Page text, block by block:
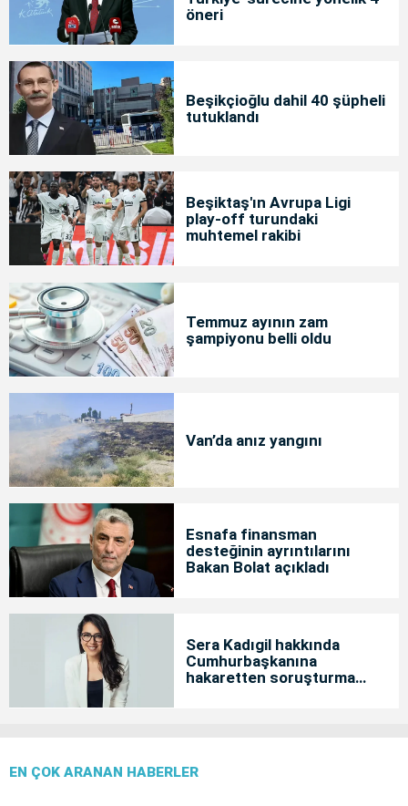
öneri
Beşikçioğlu dahil 40 şüpheli
tutuklandı
Beşiktaş'ın Avrupa Ligi
play-off turundaki
muhtemel rakibi
Temmuz ayının zam
şampiyonu belli oldu
Van’da anız yangını
Esnafa finansman
desteğinin ayrıntılarını
Bakan Bolat açıkladı
Sera Kadıgil hakkında
Cumhurbaşkanına
hakaretten soruşturma
EN ÇOK ARANAN HABERLER